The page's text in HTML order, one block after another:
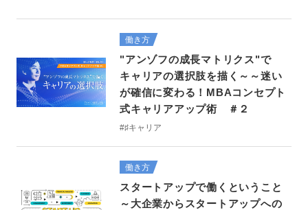
働き方
"アンゾフの成長マトリクス"で
キャリアの選択肢を描く～～迷い
が確信に変わる！MBAコンセプト
式キャリアアップ術 ＃２
#♯キャリア
働き方
スタートアップで働くということ
～大企業からスタートアップへの